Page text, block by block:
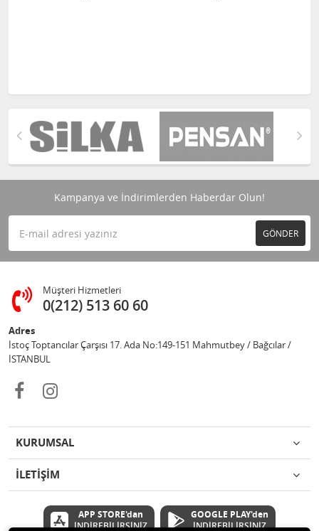
Kampanya ve İndirimlerden Haberdar Olun!
GÖNDER
Müşteri Hizmetleri
0(212) 513 60 60
Adres
İstoç Toptancılar Çarşısı 17. Ada No:149-151 Mahmutbey / Bağcılar /
İSTANBUL
KURUMSAL
İLETİŞİM
APP STORE'dan
İNDİREBİLİRSİNİZ
GOOGLE PLAY'den
İNDİREBİLİRSİNİZ